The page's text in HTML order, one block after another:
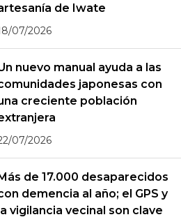
de Iwate
07/2026
nuevo manual ayuda a las
japonesas con
creciente población
07/2026
de 17.000 desaparecidos
demencia al año; el GPS y
vigilancia vecinal son clave